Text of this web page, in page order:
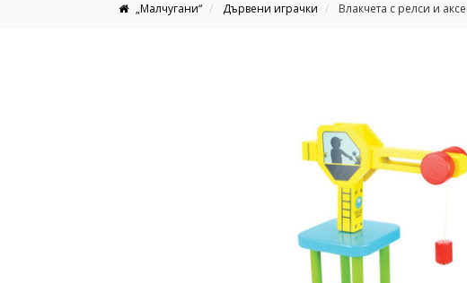
„Малчугани“ Дървени играчки Влакчета с релси и